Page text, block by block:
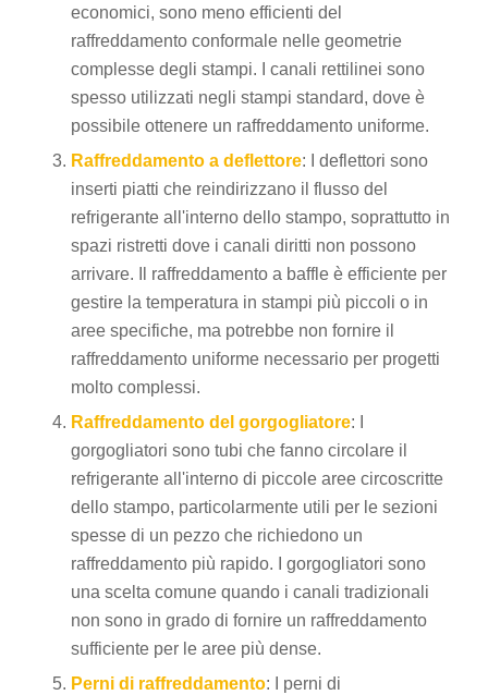
economici, sono meno efficienti del
raffreddamento conformale nelle geometrie
complesse degli stampi. I canali rettilinei sono
spesso utilizzati negli stampi standard, dove è
possibile ottenere un raffreddamento uniforme.
Raffreddamento a deflettore: I deflettori sono
inserti piatti che reindirizzano il flusso del
refrigerante all'interno dello stampo, soprattutto in
spazi ristretti dove i canali diritti non possono
arrivare. Il raffreddamento a baffle è efficiente per
gestire la temperatura in stampi più piccoli o in
aree specifiche, ma potrebbe non fornire il
raffreddamento uniforme necessario per progetti
molto complessi.
Raffreddamento del gorgogliatore: I
gorgogliatori sono tubi che fanno circolare il
refrigerante all'interno di piccole aree circoscritte
dello stampo, particolarmente utili per le sezioni
spesse di un pezzo che richiedono un
raffreddamento più rapido. I gorgogliatori sono
una scelta comune quando i canali tradizionali
non sono in grado di fornire un raffreddamento
sufficiente per le aree più dense.
Perni di raffreddamento: I perni di